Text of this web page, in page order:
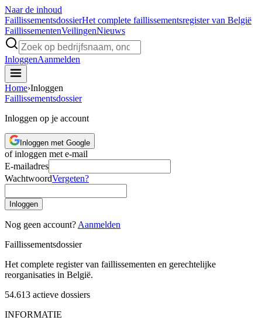
Naar de inhoud
FaillissementsdossierHet complete faillissementsregister van België
FaillissementenVeilingenNieuws
InloggenAanmelden
Home›Inloggen
Faillissementsdossier
Inloggen op je account
Inloggen met Google
of inloggen met e-mail
E-mailadres
WachtwoordVergeten?
Inloggen
Nog geen account? Aanmelden
Faillissementsdossier
Het complete register van faillissementen en gerechtelijke
reorganisaties in België.
54.613 actieve dossiers
INFORMATIE